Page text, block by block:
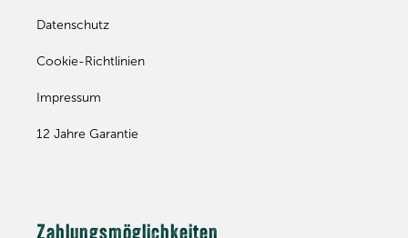
Datenschutz
Cookie-Richtlinien
Impressum
12 Jahre Garantie